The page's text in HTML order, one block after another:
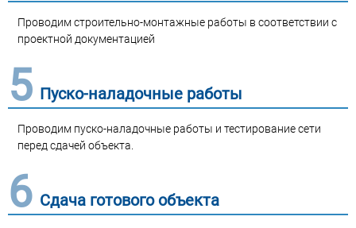
Проводим строительно-монтажные работы в соответствии с
проектной документацией
5 Пуско-наладочные работы
Проводим пуско-наладочные работы и тестирование сети
перед сдачей объекта.
6 Сдача готового объекта